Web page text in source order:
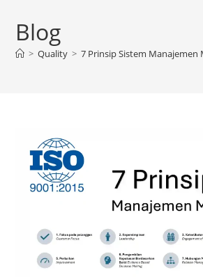
Blog
> Quality > 7 Prinsip Sistem